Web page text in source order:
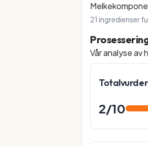
21 ingredienser
Vår analyse
2/10